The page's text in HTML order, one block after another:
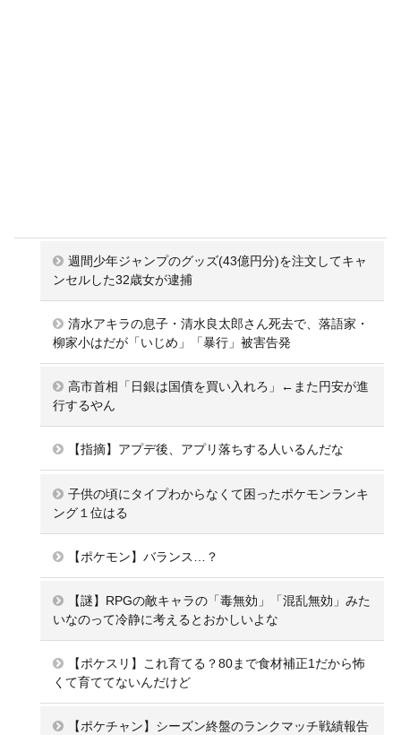
週間少年ジャンプのグッズ(43億円分)を注文してキャ
ンセルした32歳女が逮捕
清水アキラの息子・清水良太郎さん死去で、落語家・
柳家小はだが「いじめ」「暴行」被害告発
高市首相「日銀は国債を買い入れろ」←また円安が進
行するやん
【指摘】アプデ後、アプリ落ちする人いるんだな
子供の頃にタイプわからなくて困ったポケモンランキ
ング１位はる
【ポケモン】バランス…？
【謎】RPGの敵キャラの「毒無効」「混乱無効」みた
いなのって冷静に考えるとおかしいよな
【ポケスリ】これ育てる？80まで食材補正1だから怖
くて育ててないんだけど
【ポケチャン】シーズン終盤のランクマッチ戦績報告